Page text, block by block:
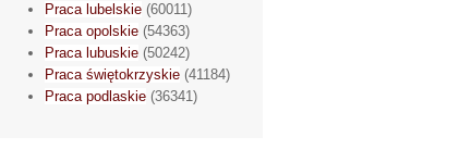
Praca lubelskie (60011)
Praca opolskie (54363)
Praca lubuskie (50242)
Praca świętokrzyskie (41184)
Praca podlaskie (36341)